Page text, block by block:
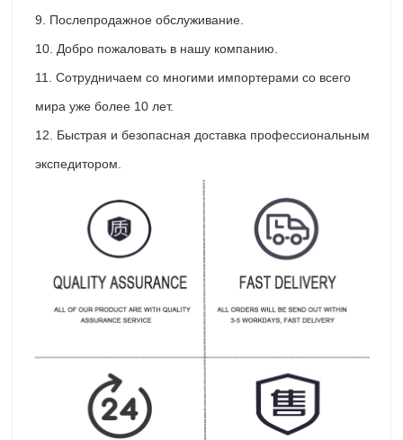
9. Послепродажное обслуживание.
10. Добро пожаловать в нашу компанию.
11. Сотрудничаем со многими импортерами со всего
мира уже более 10 лет.
12. Быстрая и безопасная доставка профессиональным
экспедитором.